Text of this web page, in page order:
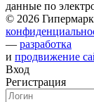
данные по
© 2026
— разработка
и продвижение
Вход
Регистрация